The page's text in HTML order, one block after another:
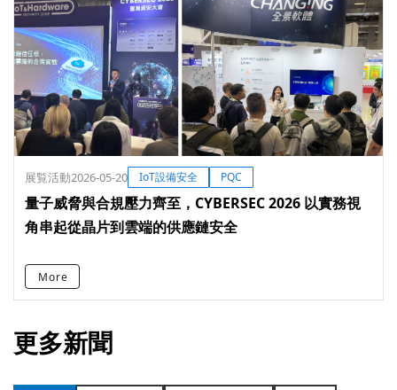
展覧活動2026-05-20 IoT設備安全 PQC
量子威脅與合規壓力齊至，CYBERSEC 2026 以實務視
角串起從晶片到雲端的供應鏈安全
More
更多新聞